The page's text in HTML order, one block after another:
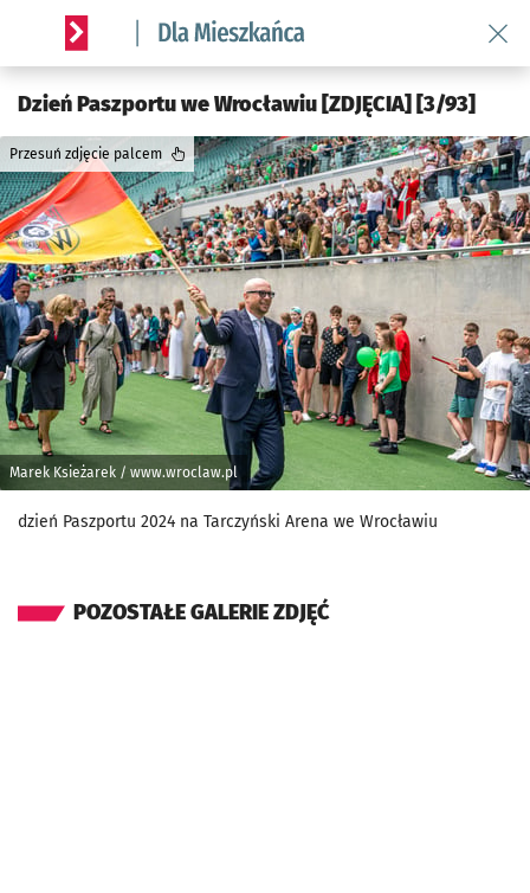
Serwis informacyjny wroclaw.pl podserwis: Dla mieszkańca
Dzień Paszportu we Wrocławiu [ZDJĘCIA] [3/93]
Marek Ksieżarek / www.wroclaw.pl
Przesuń zdjęcie palcem
dzień Paszportu 2024 na Tarczyński Arena we Wrocławiu
POZOSTAŁE GALERIE ZDJĘĆ